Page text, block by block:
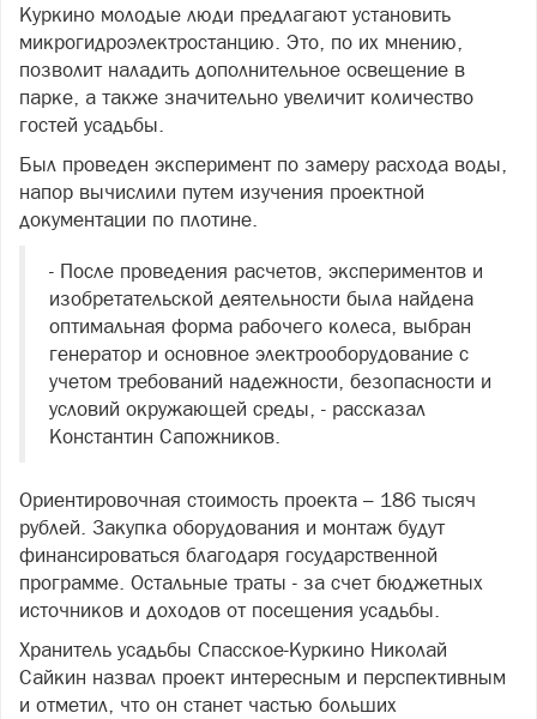
Куркино молодые люди предлагают установить
микрогидроэлектростанцию. Это, по их мнению,
позволит наладить дополнительное освещение в
парке, а также значительно увеличит количество
гостей усадьбы.
Был проведен эксперимент по замеру расхода воды,
напор вычислили путем изучения проектной
документации по плотине.
- После проведения расчетов, экспериментов и
изобретательской деятельности была найдена
оптимальная форма рабочего колеса, выбран
генератор и основное электрооборудование с
учетом требований надежности, безопасности и
условий окружающей среды, - рассказал
Константин Сапожников.
Ориентировочная стоимость проекта – 186 тысяч
рублей. Закупка оборудования и монтаж будут
финансироваться благодаря государственной
программе. Остальные траты - за счет бюджетных
источников и доходов от посещения усадьбы.
Хранитель усадьбы Спасское-Куркино Николай
Сайкин назвал проект интересным и перспективным
и отметил, что он станет частью больших